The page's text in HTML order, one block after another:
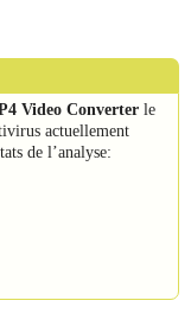
Video Converter le
actuellement
de l’analyse: